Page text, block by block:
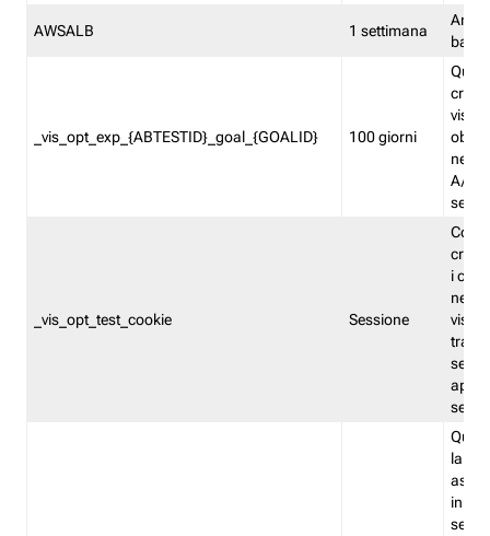
AWSALB 1 settimana
_vis_opt_exp_{ABTESTID}_goal_{GOALID} 100 giorni
nel
A/B.
_vis_opt_test_cookie Sessione
i
nel
la
in